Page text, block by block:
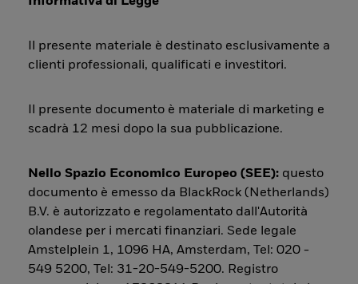
Il presente materiale è destinato esclusivamente a
clienti professionali, qualificati e investitori.
Il presente documento è materiale di marketing e
scadrà 12 mesi dopo la sua pubblicazione.
Nello Spazio Economico Europeo (SEE): questo
documento è emesso da BlackRock (Netherlands)
B.V. è autorizzato e regolamentato dall'Autorità
olandese per i mercati finanziari. Sede legale
Amstelplein 1, 1096 HA, Amsterdam, Tel: 020 -
549 5200, Tel: 31-20-549-5200. Registro